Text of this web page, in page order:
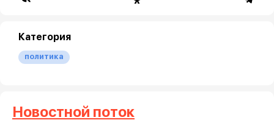
Категория
политика
Новостной поток